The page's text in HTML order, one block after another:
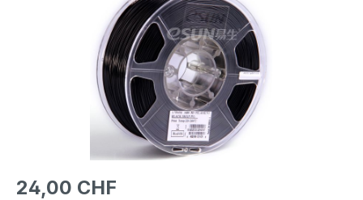
Regulärer Preis:
24,00 CHF